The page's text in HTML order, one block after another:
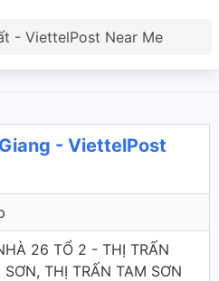
- ViettelPost Near Me
- ViettelPost
26 TỔ 2 - THỊ TRẤN
SƠN, THỊ TRẤN TAM SƠN